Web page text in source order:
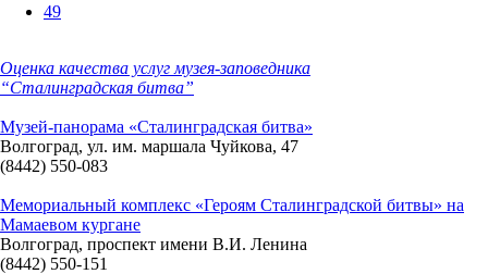
49
Оценка качества услуг музея-заповедника
“Сталинградская битва”
Музей-панорама «Сталинградская битва»
Волгоград, ул. им. маршала Чуйкова, 47
(8442) 550-083
Мемориальный комплекс «Героям Сталинградской битвы» на
Мамаевом кургане
Волгоград, проспект имени В.И. Ленина
(8442) 550-151